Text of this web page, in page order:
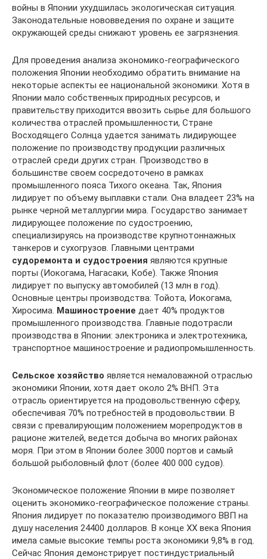
войны в Японии ухудшилась экологическая ситуация.
Законодательные нововведения по охране и защите
окружающей среды снижают уровень ее загрязнения.
Для проведения анализа экономико-географического
положения Японии необходимо обратить внимание на
некоторые аспекты ее национальной экономики. Хотя в
Японии мало собственных природных ресурсов, и
правительству приходится ввозить сырье для большого
количества отраслей промышленности, Стране
Восходящего Солнца удается занимать лидирующее
положение по производству продукции различных
отраслей среди других стран. Производство в
большинстве своем сосредоточено в рамках
промышленного пояса Тихого океана. Так, Япония
лидирует по объему выплавки стали. Она владеет 23% на
рынке черной металлургии мира. Государство занимает
лидирующее положение по судостроению,
специализируясь на производстве крупнотоннажных
танкеров и сухогрузов. Главными центрами
судоремонта и судостроения являются крупные
порты (Иокогама, Нагасаки, Кобе). Также Япония
лидирует по выпуску автомобилей (13 млн в год).
Основные центры производства: Тойота, Иокогама,
Хиросима. Машиностроение дает 40% продуктов
промышленного производства. Главные подотрасли
производства в Японии: электроника и электротехника,
транспортное машиностроение и радиопромышленность.
Сельское хозяйство является немаловажной отраслью
экономики Японии, хотя дает около 2% ВНП. Эта
отрасль ориентируется на продовольственную сферу,
обеспечивая 70% потребностей в продовольствии. В
связи с превалирующим положением морепродуктов в
рационе жителей, ведется добыча во многих районах
моря. При этом в Японии более 3000 портов и самый
большой рыболовный флот (более 400 000 судов).
Экономическое положение Японии в мире позволяет
оценить экономико-географическое положение страны.
Япония лидирует по показателю производимого ВВП на
душу населения 24400 долларов. В конце ХХ века Япония
имела самые высокие темпы роста экономики 9,8% в год.
Сейчас Япония демонстрирует постиндустриальный